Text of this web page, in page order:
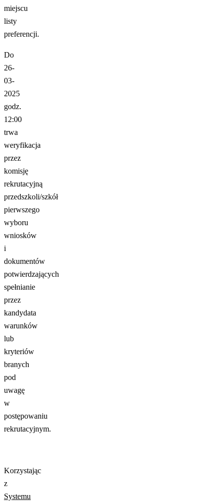
miejscu
listy
preferencji.
Do
26-
03-
2025
godz.
12:00
trwa
weryfikacja
przez
komisję
rekrutacyjną
przedszkoli/szkół
pierwszego
wyboru
wniosków
i
dokumentów
potwierdzających
spełnianie
przez
kandydata
warunków
lub
kryteriów
branych
pod
uwagę
w
postępowaniu
rekrutacyjnym.
Korzystając
z
Systemu